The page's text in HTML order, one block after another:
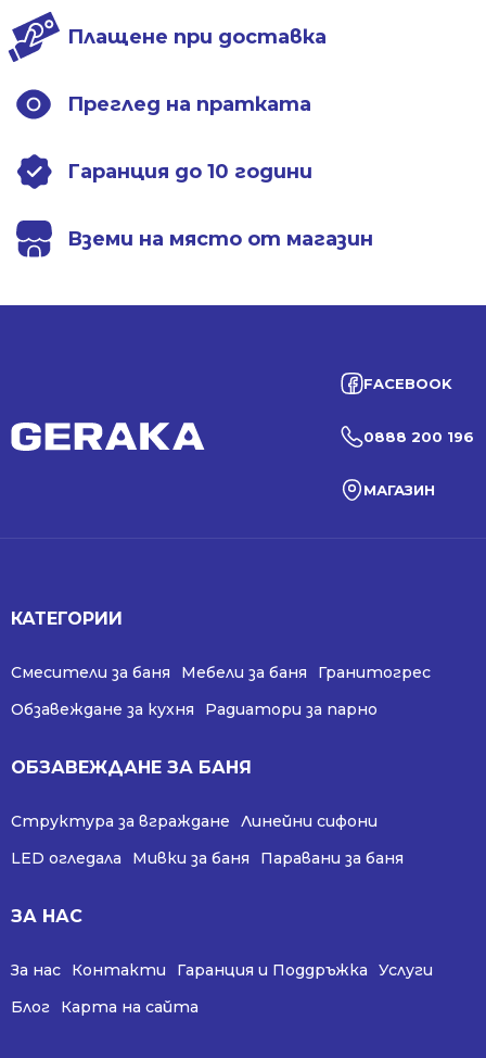
Плащене при доставка
Преглед на пратката
Гаранция до 10 години
Вземи на място от магазин
FACEBOOK
0888 200 196
МАГАЗИН
КАТЕГОРИИ
Смесители за баня Мебели за баня
Гранитогрес
Обзавеждане за кухня
Радиатори за парно
ОБЗАВЕЖДАНЕ ЗА БАНЯ
Структура за вграждане
Линейни сифони
LED огледала
Мивки за баня Паравани за баня
ЗА НАС
За нас Контакти Гаранция и Поддръжка
Услуги
Блог
Карта на сайта